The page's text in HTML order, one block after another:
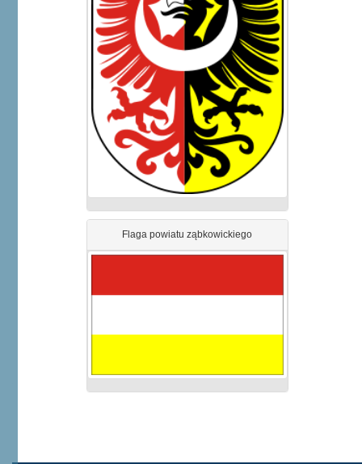
Flaga powiatu ząbkowickiego